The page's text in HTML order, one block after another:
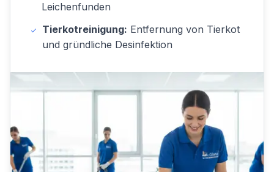
Leichenfunden
Tierkotreinigung: Entfernung von Tierkot
und gründliche Desinfektion